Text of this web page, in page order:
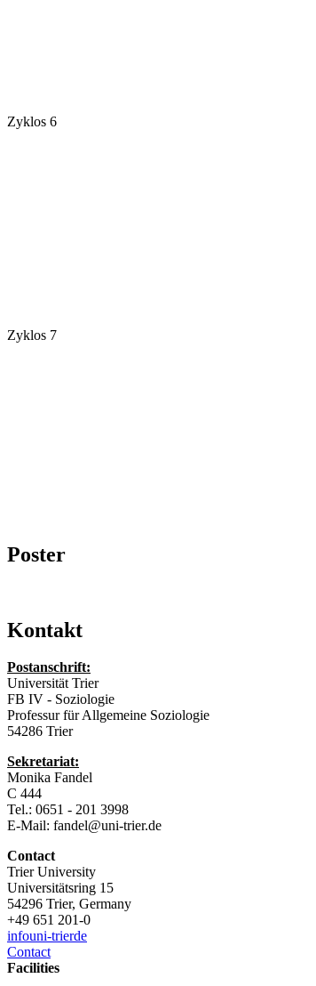
Zyklos 6
Zyklos 7
Poster
Kontakt
Postanschrift:
Universität Trier
FB IV - Soziologie
Professur für Allgemeine Soziologie
54286 Trier
Sekretariat:
Monika Fandel
C 444
Tel.: 0651 - 201 3998
E-Mail: fandel@uni-trier.de
Contact
Trier University
Universitätsring 15
54296 Trier, Germany
+49 651 201-0
infouni-trierde
Contact
Facilities